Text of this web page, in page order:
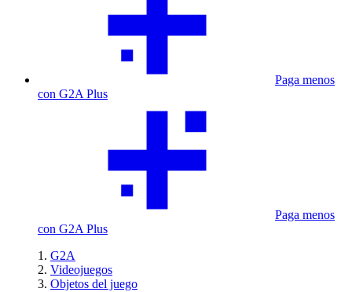
Paga menos
con G2A Plus
Paga menos
con G2A Plus
G2A
Videojuegos
Objetos del juego